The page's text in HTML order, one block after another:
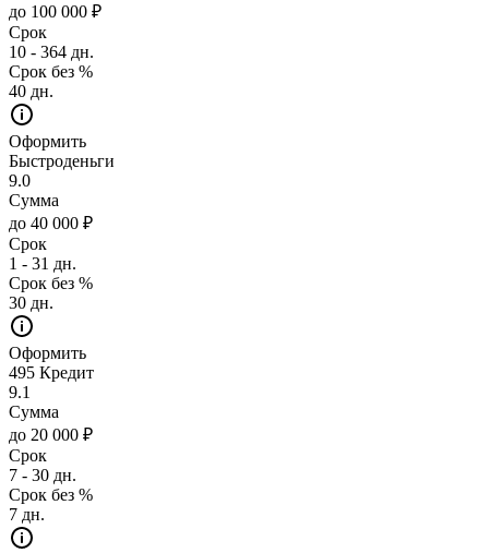
до 100 000 ₽
Срок
10 - 364 дн.
Срок без %
40 дн.
Оформить
Быстроденьги
9.0
Сумма
до 40 000 ₽
Срок
1 - 31 дн.
Срок без %
30 дн.
Оформить
495 Кредит
9.1
Сумма
до 20 000 ₽
Срок
7 - 30 дн.
Срок без %
7 дн.